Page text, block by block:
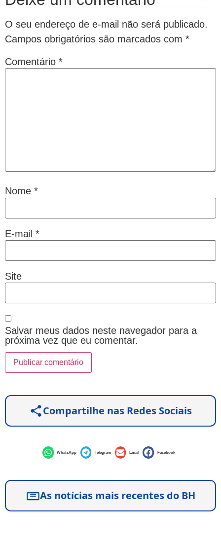
O seu endereço de e-mail não será publicado.
Campos obrigatórios são marcados com *
Comentário *
Nome *
E-mail *
Site
Salvar meus dados neste navegador para a
próxima vez que eu comentar.
Compartilhe nas Redes Sociais
WhatsApp Telegram Email Facebook
As notícias mais recentes do BH